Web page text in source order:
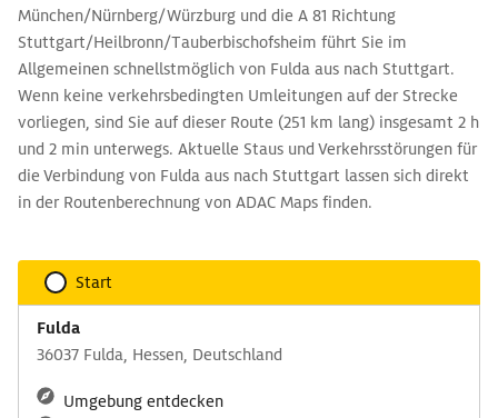
München/Nürnberg/Würzburg und die A 81 Richtung
Stuttgart/Heilbronn/Tauberbischofsheim führt Sie im
Allgemeinen schnellstmöglich von Fulda aus nach Stuttgart.
Wenn keine verkehrsbedingten Umleitungen auf der Strecke
vorliegen, sind Sie auf dieser Route (251 km lang) insgesamt 2 h
und 2 min unterwegs. Aktuelle Staus und Verkehrsstörungen für
die Verbindung von Fulda aus nach Stuttgart lassen sich direkt
in der Routenberechnung von ADAC Maps finden.
Start
Fulda
36037 Fulda, Hessen, Deutschland
Umgebung entdecken